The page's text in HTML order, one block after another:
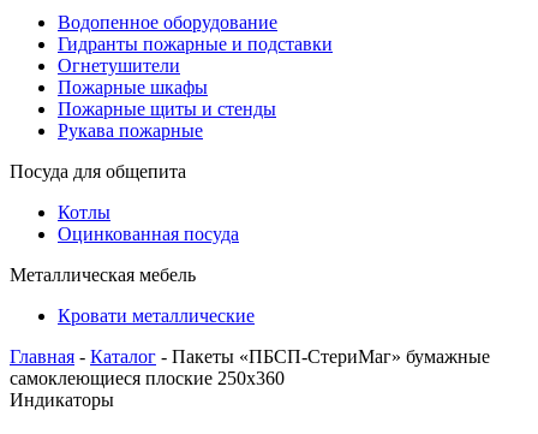
Водопенное оборудование
Гидранты пожарные и подставки
Огнетушители
Пожарные шкафы
Пожарные щиты и стенды
Рукава пожарные
Посуда для общепита
Котлы
Оцинкованная посуда
Металлическая мебель
Кровати металлические
Главная - Каталог - Пакеты «ПБСП-СтериМаг» бумажные
самоклеющиеся плоские 250х360
Индикаторы